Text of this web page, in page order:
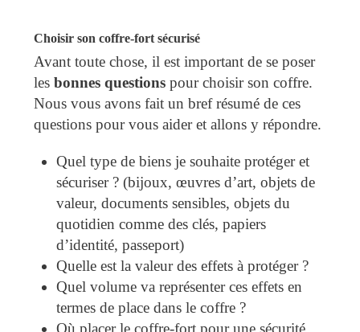
Choisir son coffre-fort sécurisé
Avant toute chose, il est important de se poser
les bonnes questions pour choisir son coffre.
Nous vous avons fait un bref résumé de ces
questions pour vous aider et allons y répondre.
Quel type de biens je souhaite protéger et
sécuriser ? (bijoux, œuvres d’art, objets de
valeur, documents sensibles, objets du
quotidien comme des clés, papiers
d’identité, passeport)
Quelle est la valeur des effets à protéger ?
Quel volume va représenter ces effets en
termes de place dans le coffre ?
Où placer le coffre-fort pour une sécurité